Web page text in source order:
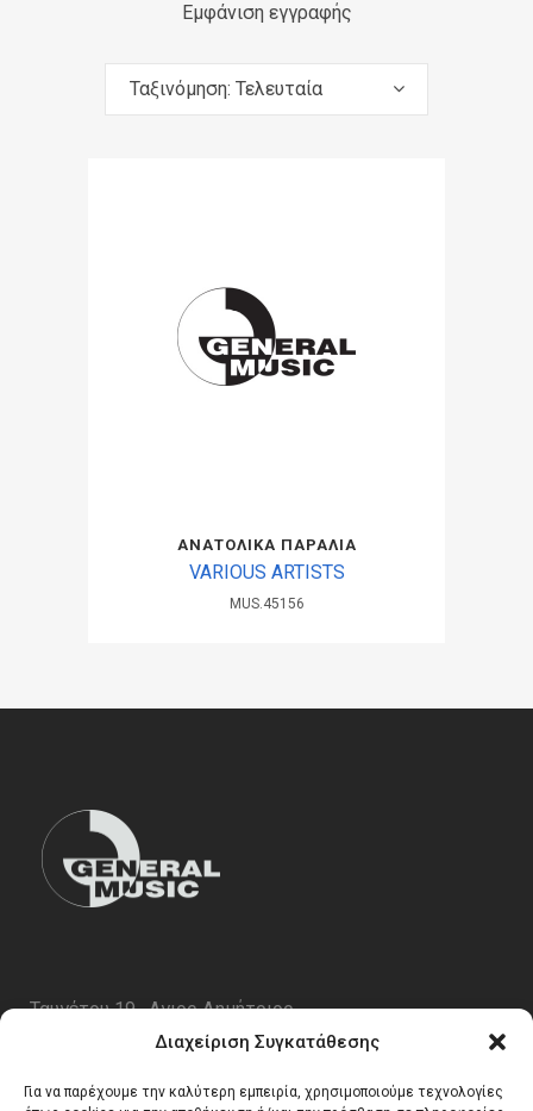
Διαχείριση Συγκατάθεσης
Για να παρέχουμε την καλύτερη εμπειρία, χρησιμοποιούμε τεχνολογίες
Εμφάνιση εγγραφής
Ταξινόμηση: Τελευταία
ΑΝΑΤΟΛΙΚΑ ΠΑΡΑΛΙΑ
VARIOUS ARTISTS
MUS.45156
Ταυγέτου 19 , Αγιος Δημήτριος
email:info@generalmusic.gr